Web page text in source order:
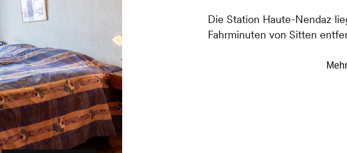
Die Station Haute-Nendaz
Fahrminuten von Sitten